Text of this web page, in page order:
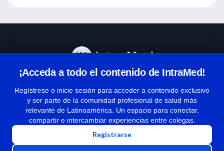
¡Acceda a todo el contenido de IntraMed!
Regístrese o inicie sesión para acceder a contenido exclusivo
y ser parte de la comunidad profesional de salud más
relevante de Latinoamérica. Un espacio para conectar,
compartir e intercambiar experiencias entre colegas.
Registrarse
Términos y condiciones
| Políticas de privacidad
| Todos los derechos reservados | Copyright 1997-2026